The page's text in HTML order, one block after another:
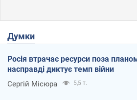
Думки
Росія втрачає ресурси поза
насправді диктує темп війни
Сергій Місюра 5,5 т.